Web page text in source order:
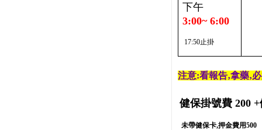
下午
3:00~ 6:00
17:50止掛
注意:看報告‚拿藥‚
健保掛號費 200 +
未帶健保卡,押金費用500